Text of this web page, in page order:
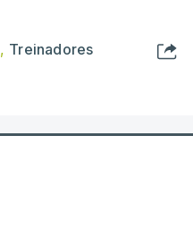
, Treinadores